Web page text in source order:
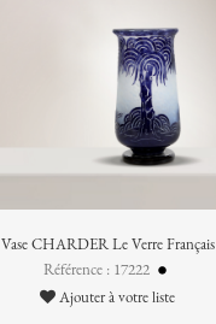
Vase CHARDER Le Verre Français
Référence : 17222
Ajouter à votre liste